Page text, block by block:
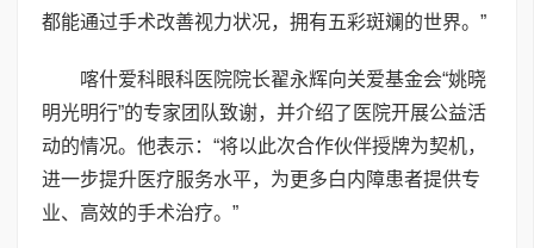
都能通过手术改善视力状况，拥有五彩斑斓的世界。”
喀什爱科眼科医院院长翟永辉向关爱基金会“姚晓
明光明行”的专家团队致谢，并介绍了医院开展公益活
动的情况。他表示：“将以此次合作伙伴授牌为契机，
进一步提升医疗服务水平，为更多白内障患者提供专
业、高效的手术治疗。”